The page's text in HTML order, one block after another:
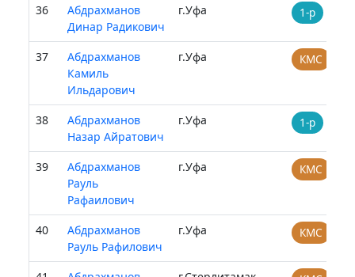
36
Абдрахманов
Динар Радикович
г.Уфа 1-р
37
Абдрахманов
Камиль
Ильдарович
г.Уфа КМС
38
Абдрахманов
Назар Айратович
г.Уфа 1-р
39
Абдрахманов
Рауль
Рафаилович
г.Уфа КМС
40
Абдрахманов
Рауль Рафилович
г.Уфа КМС